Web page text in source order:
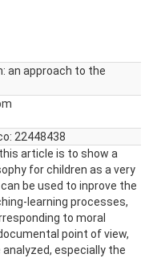
an approach to the
22448438
article is to show a
for children as a very
be used to inprove the
learning processes,
to moral
point of view,
analyzed, especially the